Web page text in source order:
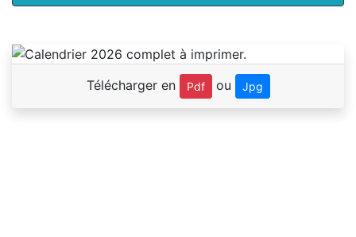
Télécharger en Pdf ou Jpg